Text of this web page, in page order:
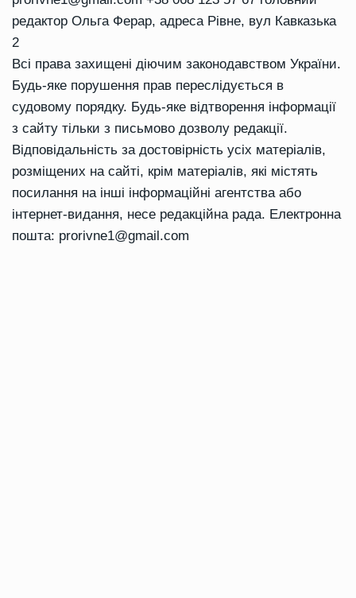
редактор Ольга Ферар, адреса Рівне, вул Кавказька
2
Всі права захищені діючим законодавством України.
Будь-яке порушення прав переслідується в
судовому порядку. Будь-яке відтворення інформації
з сайту тільки з письмово дозволу редакції.
Відповідальність за достовірність усіх матеріалів,
розміщених на сайті, крім матеріалів, які містять
посилання на інші інформаційні агентства або
інтернет-видання, несе редакційна рада. Електронна
пошта: prorivne1@gmail.com